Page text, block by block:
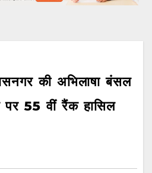
की अभिलाषा बंसल
55 वीं रैंक हासिल